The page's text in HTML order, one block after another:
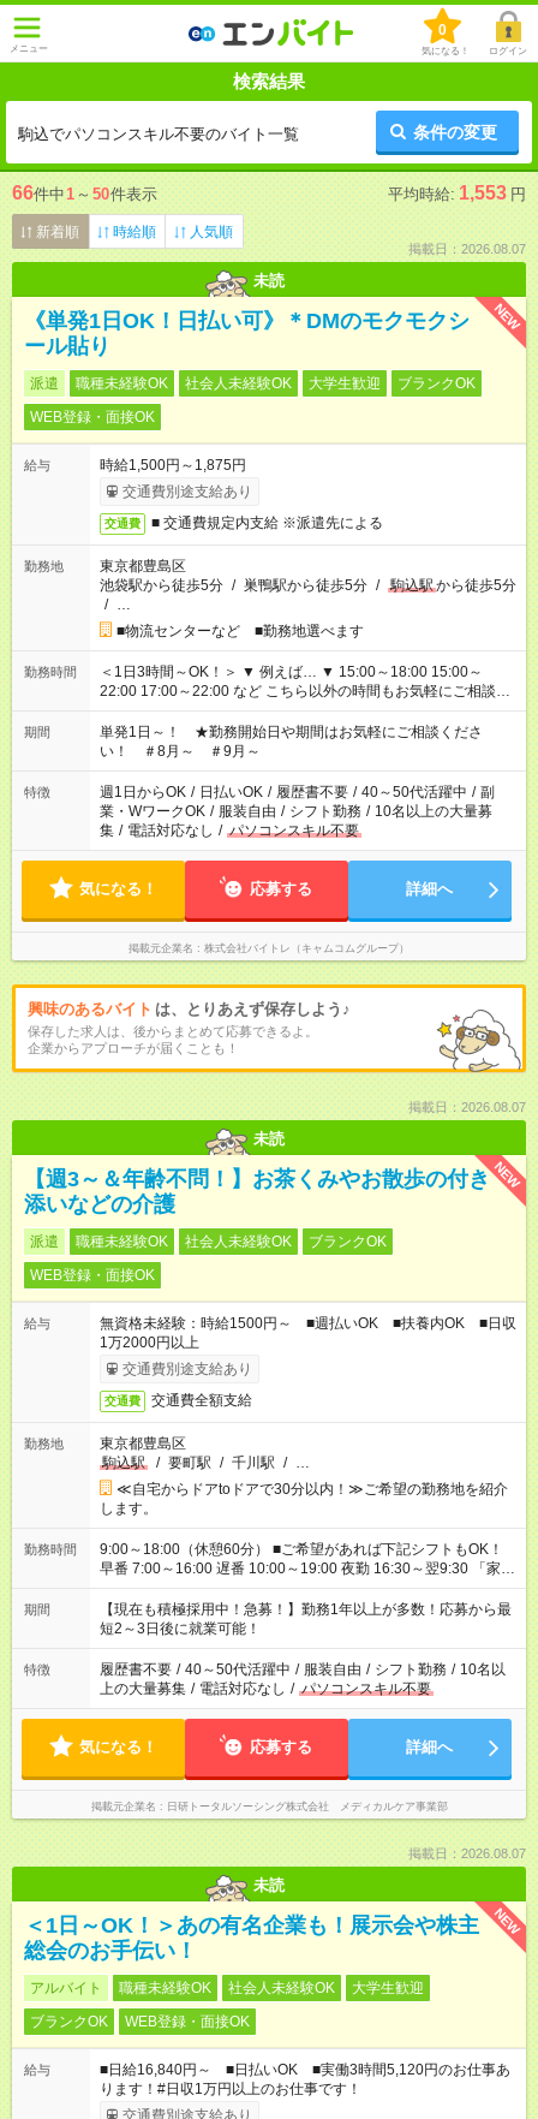
メニュー
0
気になる！ ログイン
検索結果
駒込でパソコンスキル不要のバイト一覧 条件の変更
66件中1 ～ 50件表示 平均時給: 1,553 円
新着順 時給順 人気順
掲載日：2026.08.07
未読
NEW
《単発1日OK！日払い可》＊DMのモクモクシ
ール貼り
派遣 職種未経験OK 社会人未経験OK 大学生歓迎
ブランクOK
WEB登録・面接OK
給与
時給1,500円～1,875円
交通費別途支給あり
交通費 ■ 交通費規定内支給 ※派遣先による
勤務地
東京都豊島区
池袋駅から徒歩5分 / 巣鴨駅から徒歩5分 / 駒込駅から徒歩5分
/ …
■物流センターなど ■勤務地選べます
勤務時間
＜1日3時間～OK！＞ ▼ 例えば… ▼ 15:00～18:00 15:00～
22:00 17:00～22:00 など こちら以外の時間もお気軽にご相談く
ださい！
期間
単発1日～！ ★勤務開始日や期間はお気軽にご相談くださ
い！ ＃8月～ ＃9月～
特徴 週1日からOK / 日払いOK / 履歴書不要 / 40～50代活躍中 / 副
業・WワークOK / 服装自由 / シフト勤務 / 10名以上の大量募
集 / 電話対応なし / パソコンスキル不要
気になる！ 応募する 詳細へ
掲載元企業名 株式会社バイトレ（キャムコムグループ）
興味のあるバイト は、とりあえず保存しよう♪
保存した求人は、後からまとめて応募できるよ。
企業からアプローチが届くことも！
掲載日：2026.08.07
未読
NEW
【週3～＆年齢不問！】お茶くみやお散歩の付き
添いなどの介護
派遣 職種未経験OK 社会人未経験OK
ブランクOK
WEB登録・面接OK
給与
無資格未経験：時給1500円～ ■週払いOK ■扶養内OK ■日収
1万2000円以上
交通費別途支給あり
交通費 交通費全額支給
勤務地
東京都豊島区
駒込駅
/ 要町駅 / 千川駅 / …
≪自宅からドアtoドアで30分以内！≫ご希望の勤務地を紹介
します。
勤務時間
9:00～18:00（休憩60分） ■ご希望があれば下記シフトもOK！
早番 7:00～16:00 遅番 10:00～19:00 夜勤 16:30～翌9:30 「家族
と休みを合わせたい」 「余裕を持って夕飯の準備がしたい」
「できれば残業はしたくない」 など、ご希望を教えてください
ね。 ※Wワーク希望の方へ 今ご覧のお仕事で希望する勤務時間
と、もう1つのお仕事の勤務時間。 合計で週40時間を超える場
合は応募できません。
期間
【現在も積極採用中！急募！】勤務1年以上が多数！応募から最
短2～3日後に就業可能！
特徴 履歴書不要 / 40～50代活躍中 / 服装自由 / シフト勤務 / 10名以
上の大量募集 / 電話対応なし / パソコンスキル不要
気になる！ 応募する 詳細へ
掲載元企業名 日研トータルソーシング株式会社 メディカルケア事業部
掲載日：2026.08.07
未読
NEW
＜1日～OK！＞あの有名企業も！展示会や株主
総会のお手伝い！
アルバイト 職種未経験OK 社会人未経験OK
大学生歓迎
ブランクOK
WEB登録・面接OK
給与
■日給16,840円～ ■日払いOK ■実働3時間5,120円のお仕事あ
ります！#日収1万円以上のお仕事です！
交通費別途支給あり